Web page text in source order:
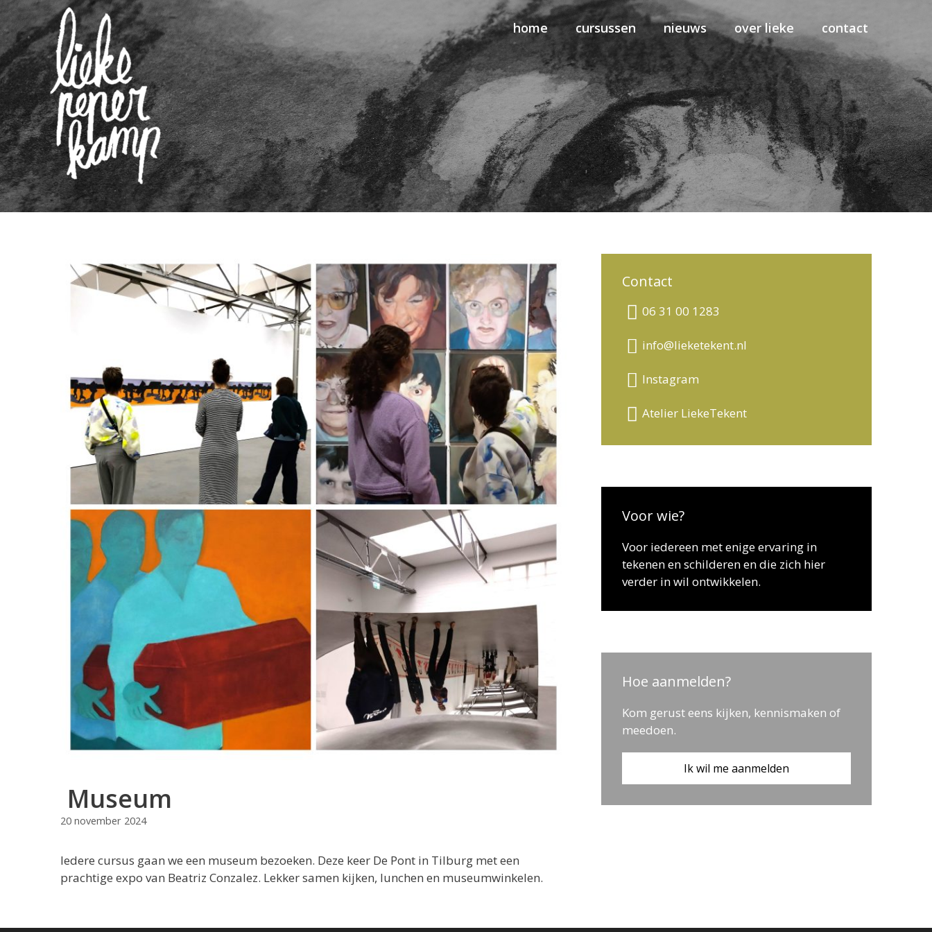
home cursussen nieuws over lieke contact
Museum
20 november 2024
Iedere cursus gaan we een museum bezoeken. Deze keer De Pont in Tilburg met een
prachtige expo van Beatriz Conzalez. Lekker samen kijken, lunchen en museumwinkelen.
Contact
06 31 00 1283
info@lieketekent.nl
Instagram
Atelier LiekeTekent
Voor wie?
Voor iedereen met enige ervaring in
tekenen en schilderen en die zich hier
verder in wil ontwikkelen.
Hoe aanmelden?
Kom gerust eens kijken, kennismaken of
meedoen.
Ik wil me aanmelden